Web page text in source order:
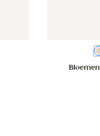
Bloemen